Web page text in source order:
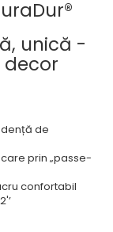
unică -
de
prin „passe-
confortabil